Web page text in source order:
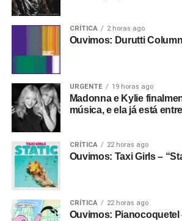
CRÍTICA 2 horas ago
Ouvimos: Durutti
URGENTE 19 horas ago
Madonna e Kylie
música, e ela já está
CRÍTICA 22 horas ago
Ouvimos: Taxi Girls –
CRÍTICA 22 horas ago
Ouvimos: Pianocoquetel